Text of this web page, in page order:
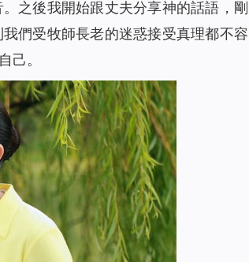
之後我開始跟丈夫分享神的話語，剛
們受牧師長老的迷惑接受真理都不容
己。